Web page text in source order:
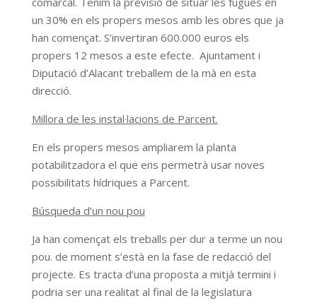
un 30% en els propers mesos amb les obres que ja
han començat. S’invertiran 600.000 euros els
propers 12 mesos a este efecte. Ajuntament i
Diputació d’Alacant treballem de la mà en esta
direcció.
Millora de les instal·lacions de Parcent.
En els propers mesos ampliarem la planta
potabilitzadora el que ens permetrà usar noves
possibilitats hídriques a Parcent.
Búsqueda d’un nou pou
Ja han començat els treballs per dur a terme un nou
pou. de moment s’està en la fase de redacció del
projecte. Es tracta d’una proposta a mitjà termini i
podria ser una realitat al final de la legislatura